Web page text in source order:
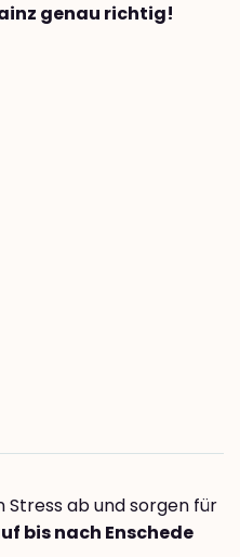
genau richtig!
Stress ab und sorgen für
bis nach Enschede